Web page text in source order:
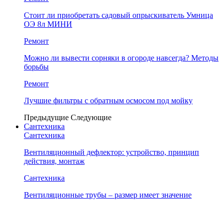
Стоит ли приобретать садовый опрыскиватель Умница
ОЭ 8л МИНИ
Ремонт
Можно ли вывести сорняки в огороде навсегда? Методы
борьбы
Ремонт
Лучшие фильтры с обратным осмосом под мойку
Предыдущие Следующие
Сантехника
Сантехника
Вентиляционный дефлектор: устройство, принцип
действия, монтаж
Сантехника
Вентиляционные трубы – размер имеет значение